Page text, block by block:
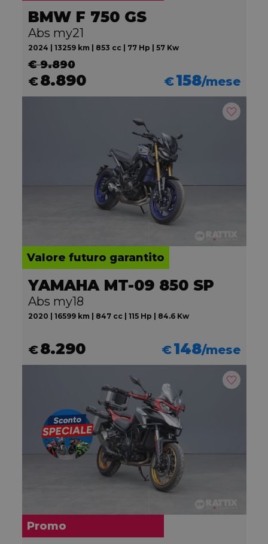
BMW F 750 GS
Abs my21
2024 | 13259 km | 853 cc | 77 Hp | 57 Kw
€ 9.890
€8.890 €158/mese
Valore futuro garantito
YAMAHA MT-09 850 SP
Abs my18
2020 | 16599 km | 847 cc | 115 Hp | 84.6 Kw
€8.290 €148/mese
Promo